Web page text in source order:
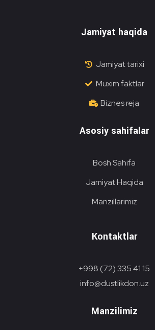
Jamiyat haqida
Jamiyat tarixi
Muxim faktlar
Biznes reja
Asosiy sahifalar
Bosh Sahifa
Jamiyat Haqida
Manzillarimiz
Kontaktlar
+998 (72) 335 41 15
info@dustlikdon.uz
Manzilimiz